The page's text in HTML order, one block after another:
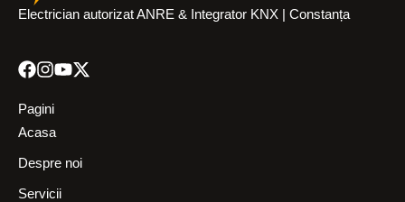
Electrician autorizat ANRE & Integrator KNX | Constanța
Pagini
Acasa
Despre noi
Servicii